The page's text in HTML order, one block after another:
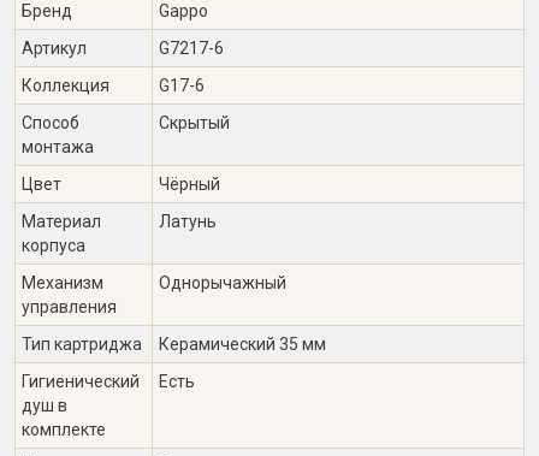
Бренд
Gappo
Артикул
G7217-6
Коллекция
G17-6
Способ
монтажа
Скрытый
Цвет
Чёрный
Материал
корпуса
Латунь
Механизм
управления
Однорычажный
Тип картриджа
Керамический 35 мм
Гигиенический
душ в
комплекте
Есть